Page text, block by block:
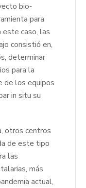
bio-
para
caso, las
consistió en,
determinar
para la
de los equipos
in situ su
otros centros
de este tipo
las
más
actual,